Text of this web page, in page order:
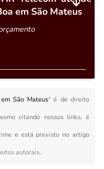
em São Mateus
São Mateus" é de direito
citando nossos links, é
e está previsto no artigo
autorais.